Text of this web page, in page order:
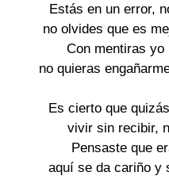
Estás en un error,
no olvides que es
Con mentiras yo
no quieras
Es cierto que
vivir sin recibir,
Pensaste que
aquí se da cariño y